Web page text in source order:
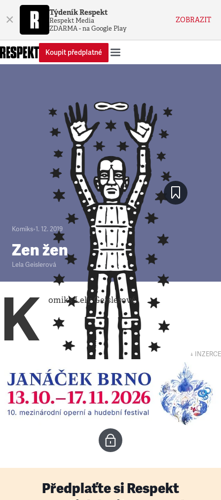
× Týdeník Respekt
Respekt Media
ZDARMA - na Google Play
ZOBRAZIT
Koupit předplatné
Komiks•1. 12. 2019
Zen žen
Lela Geislerová
K omiks Lely Geislerové
↓ INZERCE
Předplaťte si Respekt